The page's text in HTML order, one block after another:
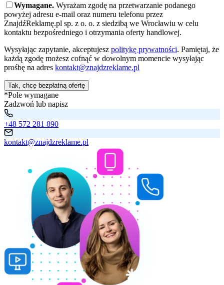
Wymagane. Wyrażam zgodę na przetwarzanie podanego
powyżej adresu e-mail oraz numeru telefonu przez
ZnajdźReklamę.pl sp. z o. o. z siedzibą we Wrocławiu w celu
kontaktu bezpośredniego i otrzymania oferty handlowej.
Wysyłając zapytanie, akceptujesz politykę prywatności. Pamiętaj, że
każdą zgodę możesz cofnąć w dowolnym momencie wysyłając
prośbę na adres kontakt@znajdzreklame.pl
Tak, chcę bezpłatną ofertę
*Pole wymagane
Zadzwoń lub napisz
+48 572 281 890
kontakt@znajdzreklame.pl